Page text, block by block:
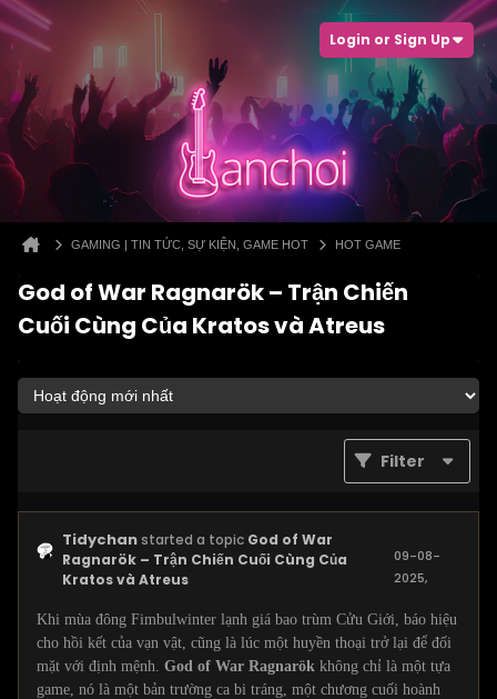
Login or Sign Up
GAMING | TIN TỨC, SỰ KIỆN, GAME HOT HOT GAME
God of War Ragnarök – Trận Chiến
Cuối Cùng Của Kratos và Atreus
Filter
Tidychan started a topic God of War
Ragnarök – Trận Chiến Cuối Cùng Của
Kratos và Atreus
09-08-
2025,
Khi mùa đông Fimbulwinter lạnh giá bao trùm Cửu Giới, báo hiệu
cho hồi kết của vạn vật, cũng là lúc một huyền thoại trở lại để đối
mặt với định mệnh. God of War Ragnarök không chỉ là một tựa
game, nó là một bản trường ca bi tráng, một chương cuối hoành